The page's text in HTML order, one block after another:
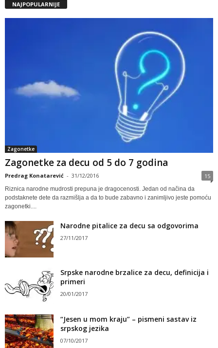
NAJPOPULARNIJE
Zagonetke
Zagonetke za decu od 5 do 7 godina
Predrag Konatarević - 31/12/2016 15
Riznica narodne mudrosti prepuna je dragocenosti. Jedan od načina da
podstaknete dete da razmišlja a da to bude zabavno i zanimljivo jeste pomoću
zagonetki....
Narodne pitalice za decu sa odgovorima
27/11/2017
Srpske narodne brzalice za decu, definicija i
primeri
20/01/2017
“Jesen u mom kraju” – pismeni sastav iz
srpskog jezika
07/10/2017